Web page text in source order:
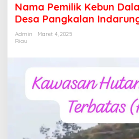
n
y
P
g
k
a
p
n
P
Nama Pemilik Kebun
Desa Pangkalan
Admin
Maret 4, 2025
Riau